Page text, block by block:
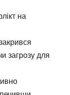
на
загрозу для